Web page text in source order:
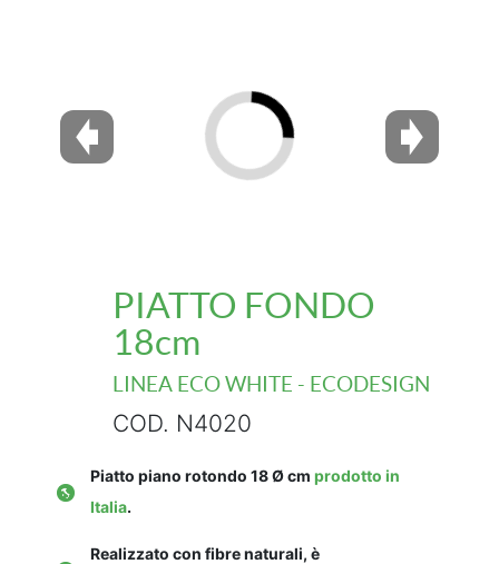
PIATTO FONDO
18cm
LINEA ECO WHITE - ECODESIGN
COD. N4020
Piatto piano rotondo 18 Ø cmprodotto in
Italia.
Realizzato con fibre naturali, è